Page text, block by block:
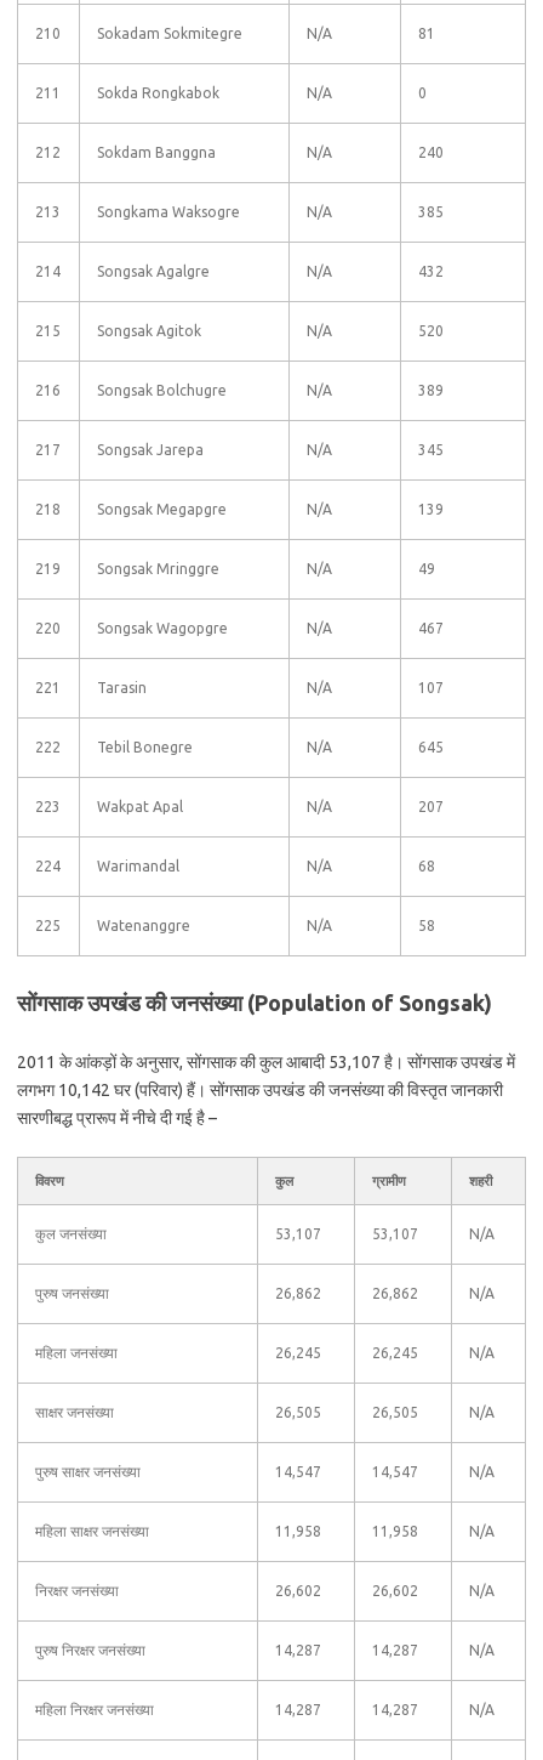
210 Sokadam Sokmitegre N/A 81
211 Sokda Rongkabok N/A 0
212 Sokdam Banggna N/A 240
213 Songkama Waksogre N/A 385
214 Songsak Agalgre N/A 432
215 Songsak Agitok N/A 520
216 Songsak Bolchugre N/A 389
217 Songsak Jarepa N/A 345
218 Songsak Megapgre N/A 139
219 Songsak Mringgre N/A 49
220 Songsak Wagopgre N/A 467
221 Tarasin N/A 107
222 Tebil Bonegre N/A 645
223 Wakpat Apal N/A 207
224 Warimandal N/A 68
225 Watenanggre N/A 58
सोंगसाक उपखंड की जनसंख्या (Population of Songsak)
2011 के आंकड़ों के अनुसार, सोंगसाक की कुल आबादी 53,107 है। सोंगसाक उपखंड में
लगभग 10,142 घर (परिवार) हैं। सोंगसाक उपखंड की जनसंख्या की विस्तृत जानकारी
सारणीबद्ध प्रारूप में नीचे दी गई है –
विवरण कुल ग्रामीण शहरी
कुल जनसंख्या 53,107 53,107 N/A
पुरुष जनसंख्या 26,862 26,862 N/A
महिला जनसंख्या 26,245 26,245 N/A
साक्षर जनसंख्या 26,505 26,505 N/A
पुरुष साक्षर जनसंख्या 14,547 14,547 N/A
महिला साक्षर जनसंख्या 11,958 11,958 N/A
निरक्षर जनसंख्या 26,602 26,602 N/A
पुरुष निरक्षर जनसंख्या 14,287 14,287 N/A
महिला निरक्षर जनसंख्या 14,287 14,287 N/A